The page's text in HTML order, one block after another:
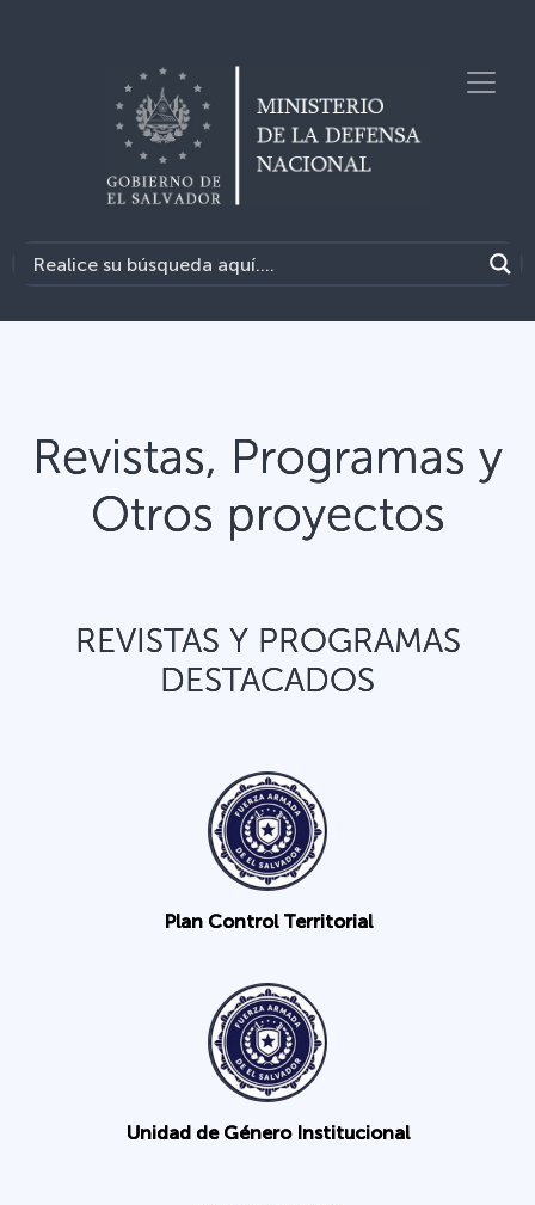
Revistas, Programas y
Otros proyectos
REVISTAS Y PROGRAMAS
DESTACADOS
Plan Control Territorial
Unidad de Género Institucional